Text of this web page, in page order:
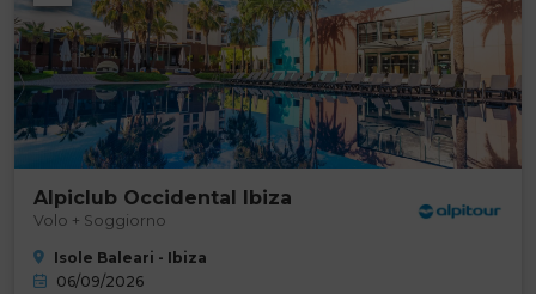
Alpiclub Occidental Ibiza
Volo + Soggiorno
Isole Baleari - Ibiza
06/09/2026